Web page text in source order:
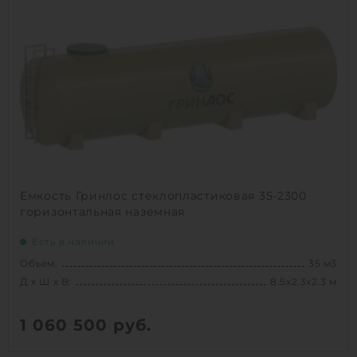
Емкость Гринлос стеклопластиковая 35-2300
горизонтальная наземная
Есть в наличии
Объем:
35 м3
Д х Ш х В:
8.5х2.3х2.3 м
1 060 500 руб.